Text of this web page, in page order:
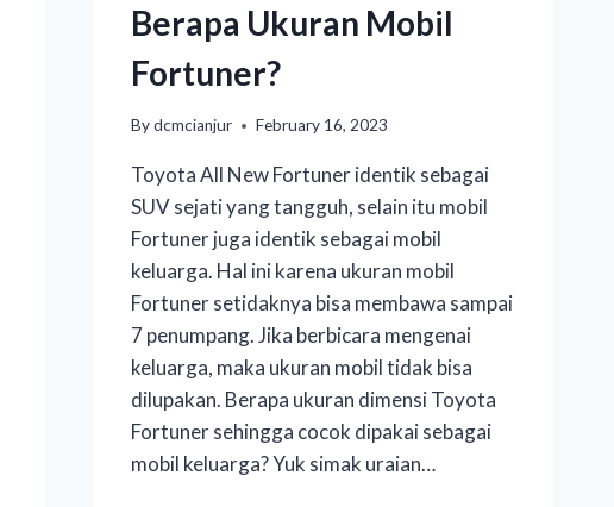
Berapa Ukuran Mobil
Fortuner?
By dcmcianjur February 16, 2023
Toyota All New Fortuner identik sebagai
SUV sejati yang tangguh, selain itu mobil
Fortuner juga identik sebagai mobil
keluarga. Hal ini karena ukuran mobil
Fortuner setidaknya bisa membawa sampai
7 penumpang. Jika berbicara mengenai
keluarga, maka ukuran mobil tidak bisa
dilupakan. Berapa ukuran dimensi Toyota
Fortuner sehingga cocok dipakai sebagai
mobil keluarga? Yuk simak uraian…